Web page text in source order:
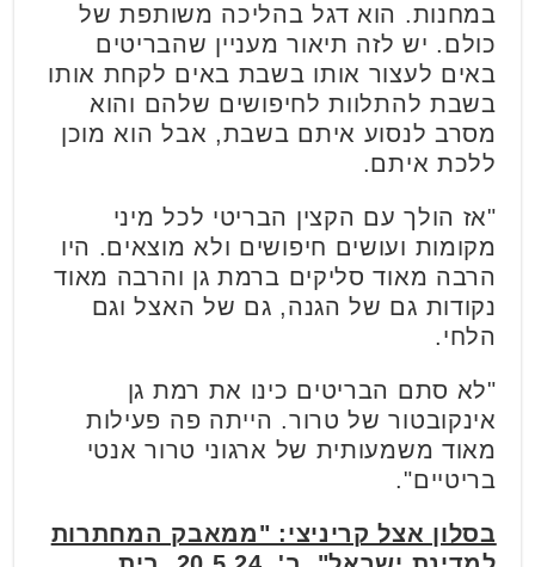
במחנות. הוא דגל בהליכה משותפת של
כולם. יש לזה תיאור מעניין שהבריטים
באים לעצור אותו בשבת באים לקחת אותו
בשבת להתלוות לחיפושים שלהם והוא
מסרב לנסוע איתם בשבת, אבל הוא מוכן
ללכת איתם.
"אז הולך עם הקצין הבריטי לכל מיני
מקומות ועושים חיפושים ולא מוצאים. היו
הרבה מאוד סליקים ברמת גן והרבה מאוד
נקודות גם של הגנה, גם של האצל וגם
הלחי.
"לא סתם הבריטים כינו את רמת גן
אינקובטור של טרור. הייתה פה פעילות
מאוד משמעותית של ארגוני טרור אנטי
בריטיים".
בסלון אצל קריניצי: "ממאבק המחתרות